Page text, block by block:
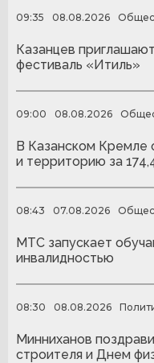
09:35 08.08.2026
Казанцев
фестиваль «Итиль»
09:00 08.08.2026
В Казанском Кремле
и территорию за
08:43 07.08.2026
МТС запускает
инвалидностью
08:30 08.08.2026
Минниханов
строителя и Днем